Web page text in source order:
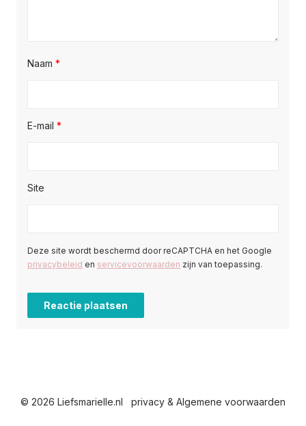
Naam *
E-mail *
Site
Deze site wordt beschermd door reCAPTCHA en het Google
privacybeleid en servicevoorwaarden zijn van toepassing.
© 2026 Liefsmarielle.nl privacy & Algemene voorwaarden